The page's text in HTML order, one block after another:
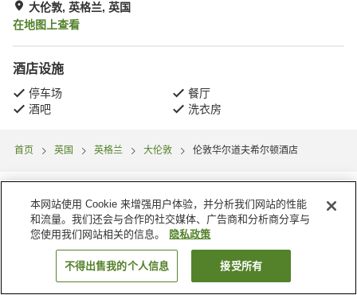
大伦敦, 英格兰, 英国
在地图上查看
酒店设施
停车场
餐厅
酒吧
洗衣房
首页 英国 英格兰 大伦敦 伦敦华尔道夫希尔顿酒店
搜索客房
本网站使用 Cookie 来增强用户体验，并分析我们网站的性能
和流量。我们还会与合作的社交媒体、广告商和分析商分享与
您使用我们网站相关的信息。
隐私政策
不得出售我的个人信息 接受所有